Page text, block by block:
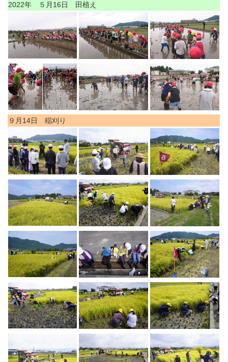
2022年 ５月16日 田植え
９月14日 稲刈り